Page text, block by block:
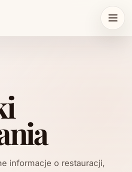
informacje o restauracji,